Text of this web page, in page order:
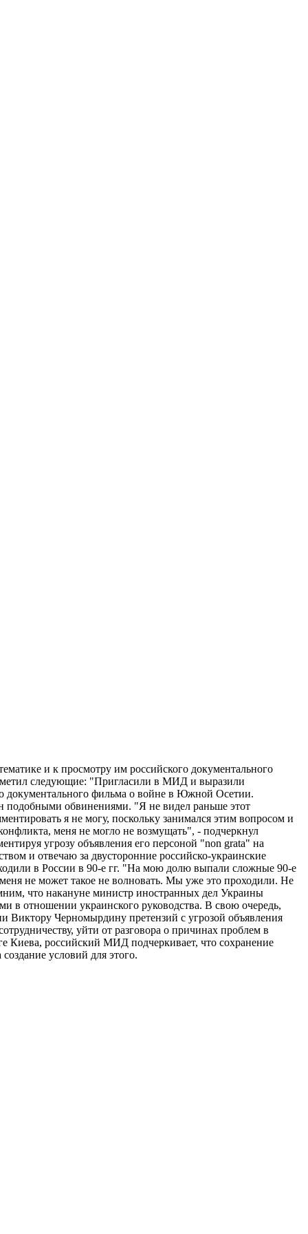
и к просмотру им российского документального
следующие: "Пригласили в МИД и выразили
документального фильма о войне в Южной Осетии.
подобными обвинениями. "Я не видел раньше этот
я не могу, поскольку занимался этим вопросом и
меня не могло не возмущать", - подчеркнул
угрозу объявления его персоной "non grata" на
и отвечаю за двусторонние российско-украинские
в России в 90-е гг. "На мою долю выпали сложные 90-е
не может такое не волновать. Мы уже это проходили. Не
что накануне министр иностранных дел Украины
в отношении украинского руководства. В свою очередь,
Черномырдину претензий с угрозой объявления
уйти от разговора о причинах проблем в
Киева, российский МИД подчеркивает, что сохранение
условий для этого.